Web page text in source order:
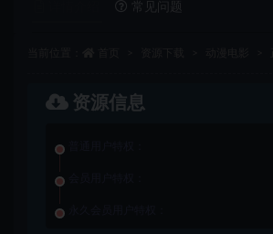
常见问题
资源信息